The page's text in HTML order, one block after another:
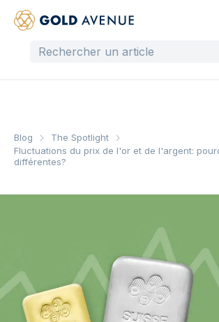
Blog
The Spotlight
Fluctuations du prix de l'or et de l'argent:
différentes?